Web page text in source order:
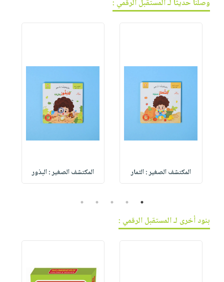
وصلنا حديثاً لـ المستقبل الرقمي :
المكتشف الصغير : الثمار المكتشف الصغير : البذور
1
2
3
4
5
بنود أخرى لـ المستقبل الرقمي :